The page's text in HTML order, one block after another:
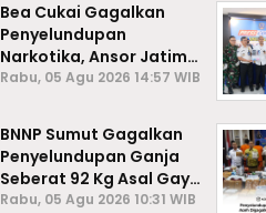
Bea Cukai Gagalkan
Penyelundupan
Narkotika, Ansor Jatim
Negara Tak Kalah dari
Rabu, 05 Agu 2026 14:57 WIB
BNNP Sumut Gagalkan
Penyelundupan Ganja
Seberat 92 Kg Asal Gayo
Lues, Aceh.
Rabu, 05 Agu 2026 10:31 WIB